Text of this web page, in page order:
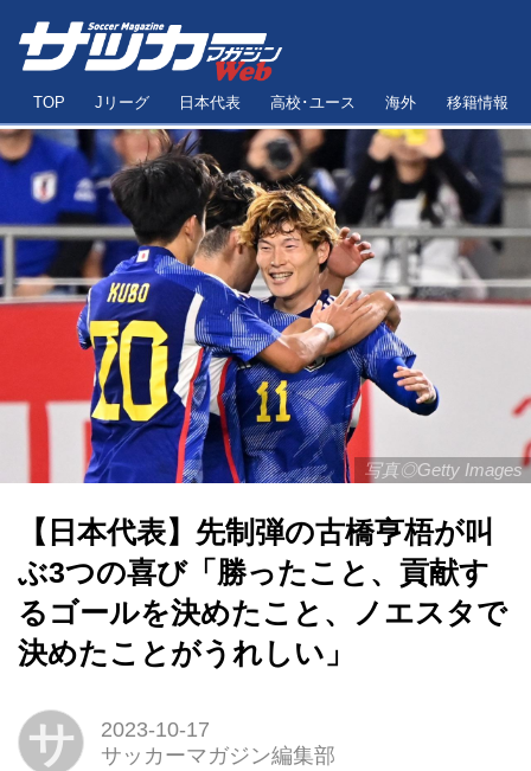
TOP Jリーグ 日本代表 高校･ユース 海外 移籍情報
写真◎Getty Images
【日本代表】先制弾の古橋亨梧が叫
ぶ3つの喜び「勝ったこと、貢献す
るゴールを決めたこと、ノエスタで
決めたことがうれしい」
サ
2023-10-17
サッカーマガジン編集部